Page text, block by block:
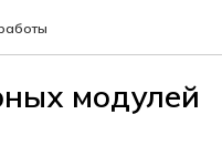
модулей